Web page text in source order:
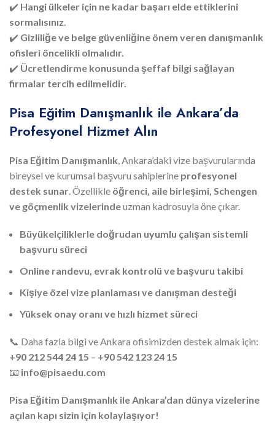
✔️ Hangi ülkeler için ne kadar başarı elde ettiklerini
sormalısınız.
✔️ Gizliliğe ve belge güvenliğine önem veren danışmanlık
ofisleri öncelikli olmalıdır.
✔️ Ücretlendirme konusunda şeffaf bilgi sağlayan
firmalar tercih edilmelidir.
Pisa Eğitim Danışmanlık ile Ankara’da
Profesyonel Hizmet Alın
Pisa Eğitim Danışmanlık, Ankara’daki vize başvurularında
bireysel ve kurumsal başvuru sahiplerine profesyonel
destek sunar. Özellikle öğrenci, aile birleşimi, Schengen
ve göçmenlik vizelerindeuzman kadrosuyla öne çıkar.
Büyükelçiliklerle doğrudan uyumlu çalışan sistemli
başvuru süreci
Online randevu, evrak kontrolü ve başvuru takibi
Kişiye özel vize planlaması ve danışman desteği
Yüksek onay oranı ve hızlı hizmet süreci
📞 Daha fazla bilgi ve Ankara ofisimizden destek almak için:
+90 212 544 24 15 – +90 542 123 24 15
📧 info@pisaedu.com
Pisa Eğitim Danışmanlık ile Ankara’dan dünya vizelerine
açılan kapı sizin için kolaylaşıyor!